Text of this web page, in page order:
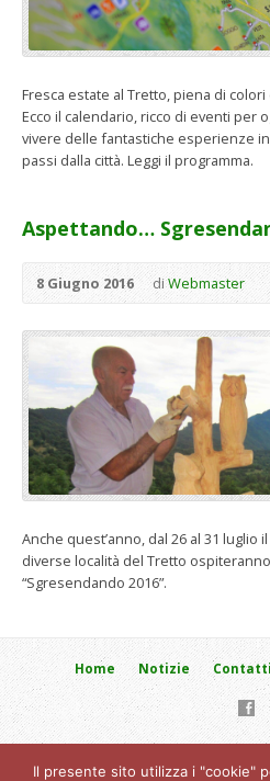
Fresca estate al Tretto, piena di
Ecco il calendario, ricco di eventi per
vivere delle fantastiche esperienze
passi dalla città. Leggi il programma.
Aspettando…
8 Giugno 2016 diWebmaster
Anche quest’anno, dal 26 al 31 luglio
diverse località del Tretto
“Sgresendando 2016”.
Home Notizie Contatti
Schio (VI) località Tretto,
Il presente sito utilizza i "cookie"